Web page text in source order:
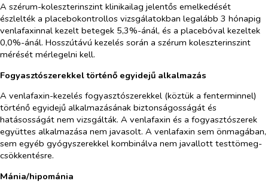
A szérum-koleszterinszint klinikailag jelentős emelkedését
észlelték a placebokontrollos vizsgálatokban legalább 3 hónapig
venlafaxinnal kezelt betegek 5,3%-ánál, és a placebóval kezeltek
0,0%-ánál. Hosszútávú kezelés során a szérum koleszterinszint
mérését mérlegelni kell.
Fogyasztószerekkel történő egyidejű alkalmazás
A venlafaxin-kezelés fogyasztószerekkel (köztük a fenterminnel)
történő egyidejű alkalmazásának biztonságosságát és
hatásosságát nem vizsgálták. A venlafaxin és a fogyasztószerek
együttes alkalmazása nem javasolt. A venlafaxin sem önmagában,
sem egyéb gyógyszerekkel kombinálva nem javallott testtömeg-
csökkentésre.
Mánia/hipománia